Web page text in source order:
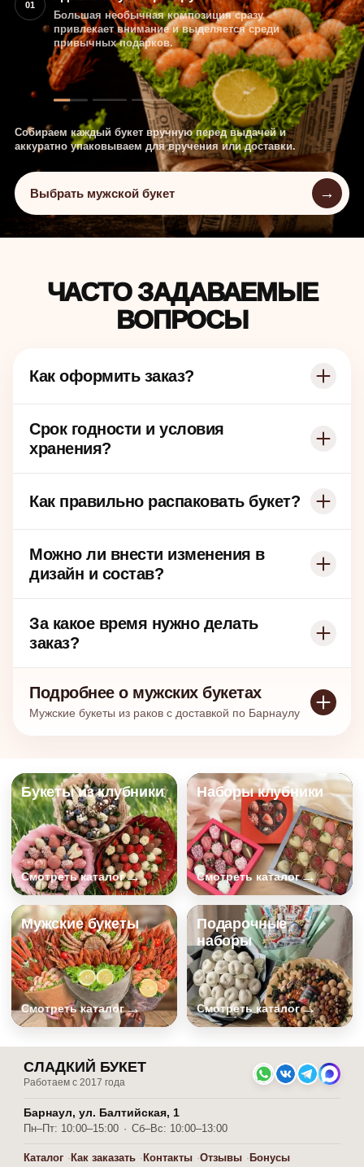
01
Большая необычная композиция сразу
привлекает внимание и выделяется среди
привычных подарков.
Собираем каждый букет вручную перед выдачей и
аккуратно упаковываем для вручения или доставки.
Выбрать мужской букет →
ЧАСТО ЗАДАВАЕМЫЕ
ВОПРОСЫ
Как оформить заказ?
Срок годности и условия
хранения?
Как правильно распаковать букет?
Можно ли внести изменения в
дизайн и состав?
За какое время нужно делать
заказ?
Подробнее о мужских букетах
Мужские букеты из раков с доставкой по Барнаулу
Каталог съедобных букетов и
Букеты из клубники
Смотреть каталог→
Наборы клубники
Смотреть каталог→
Мужские букеты
Смотреть каталог→
Подарочные
наборы
Смотреть каталог→
СЛАДКИЙ БУКЕТ
Работаем с 2017 года
Каталог Как заказать Контакты Отзывы Бонусы
Барнаул, ул. Балтийская, 1
Пн–Пт: 10:00–15:00 · Сб–Вс: 10:00–13:00